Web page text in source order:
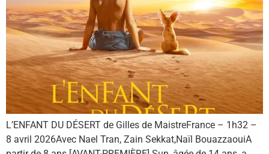
L’ENFANT DU DÉSERT de Gilles de MaistreFrance – 1h32 –
8 avril 2026Avec Nael Tran, Zain Sekkat,Naïl BouazzaouiA